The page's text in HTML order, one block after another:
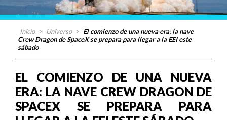
Inicio > Universo > El comienzo de una nueva era: la nave
Crew Dragon de SpaceX se prepara para llegar a la EEI este
sábado
EL COMIENZO DE UNA NUEVA
ERA: LA NAVE CREW DRAGON DE
SPACEX SE PREPARA PARA